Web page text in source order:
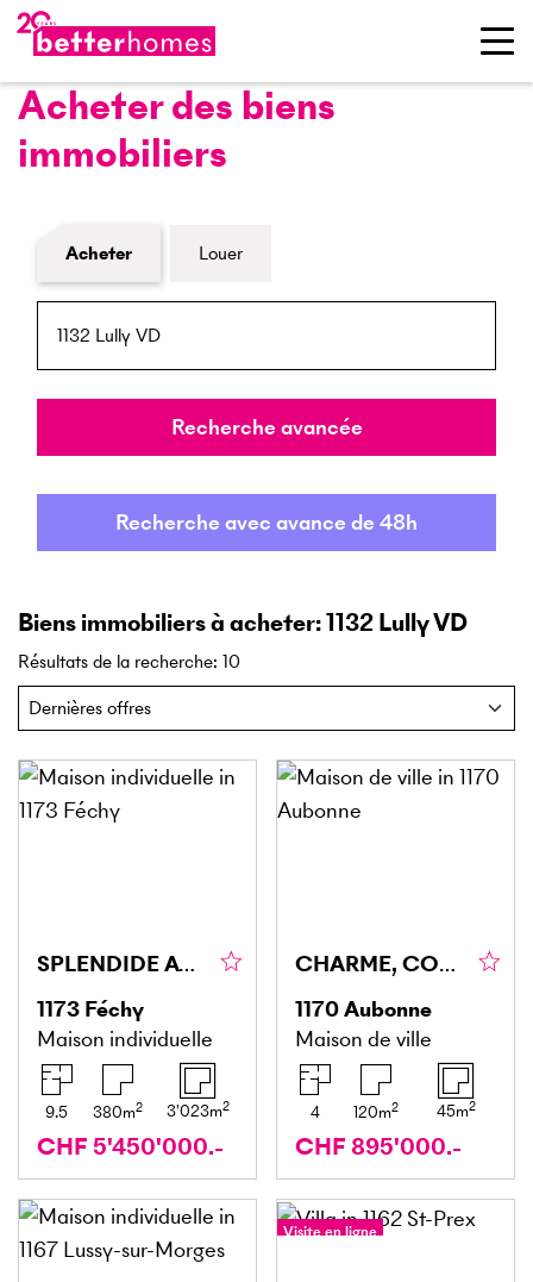
Acheter des biens
immobiliers
Formulaire de recherche de biens
Acheter Louer
NPA / Lieu
Rayon
Recherche avancée
Recherche avec avance de 48h
Biens immobiliers à acheter: 1132 Lully VD
Résultats de la recherche: 10
SPLENDIDE AVEC VUE PANORAMIQUE SUR LE LAC
1173 Féchy
Maison individuelle
9.5 380m2 3'023m2
CHF 5'450'000.-
CHARME, CONFORT ET AUTHENTICITÉ
1170Aubonne
Maison de ville
4 120m2 45m2
CHF 895'000.-
Visite en ligne